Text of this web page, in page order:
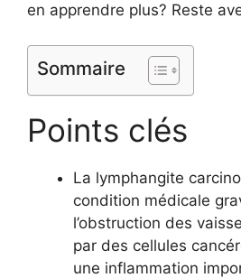
en apprendre plus? Reste
Sommaire
Points clés
La lymphangite
condition médicale
l’obstruction des
par des cellules
une inflammation